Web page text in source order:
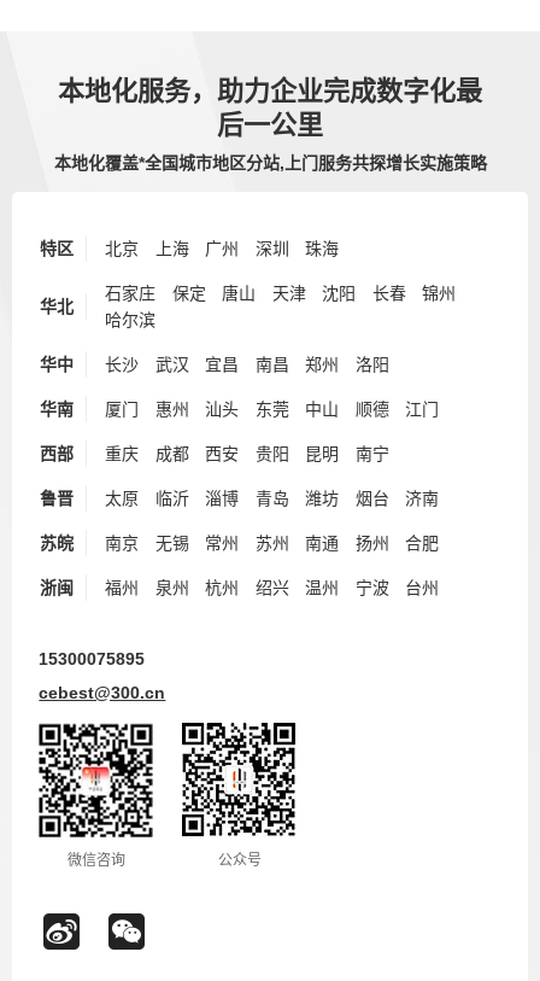
本地化服务，助力企业完成数字化最
后一公里
本地化覆盖*全国城市地区分站,上门服务共探增长实施策略
特区 北京 上海 广州 深圳 珠海
华北
石家庄 保定 唐山 天津 沈阳 长春
锦州
哈尔滨
华中 长沙 武汉 宜昌 南昌 郑州 洛阳
华南 厦门 惠州 汕头 东莞 中山 顺德 江门
西部 重庆 成都 西安 贵阳 昆明 南宁
鲁晋 太原 临沂 淄博 青岛 潍坊 烟台 济南
苏皖 南京 无锡 常州 苏州 南通 扬州 合肥
浙闽 福州 泉州 杭州 绍兴 温州 宁波 台州
15300075895
cebest@300.cn
微信咨询 公众号